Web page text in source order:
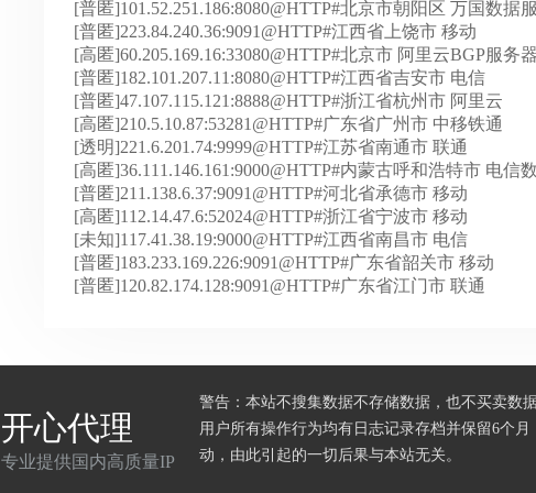
[普匿]101.52.251.186:8080@HTTP#北京市朝阳区 万国数据
[普匿]223.84.240.36:9091@HTTP#江西省上饶市 移动
[高匿]60.205.169.16:33080@HTTP#北京市 阿里云BGP服务
[普匿]182.101.207.11:8080@HTTP#江西省吉安市 电信
[普匿]47.107.115.121:8888@HTTP#浙江省杭州市 阿里云
[高匿]210.5.10.87:53281@HTTP#广东省广州市 中移铁通
[透明]221.6.201.74:9999@HTTP#江苏省南通市 联通
[高匿]36.111.146.161:9000@HTTP#内蒙古呼和浩特市 电信
[普匿]211.138.6.37:9091@HTTP#河北省承德市 移动
[高匿]112.14.47.6:52024@HTTP#浙江省宁波市 移动
[未知]117.41.38.19:9000@HTTP#江西省南昌市 电信
[普匿]183.233.169.226:9091@HTTP#广东省韶关市 移动
[普匿]120.82.174.128:9091@HTTP#广东省江门市 联通
开心代理
专业提供国内高质量IP
警告：本站不搜集数据不存储数据，也不买卖数
用户所有操作行为均有日志记录存档并保留6个
动，由此引起的一切后果与本站无关。